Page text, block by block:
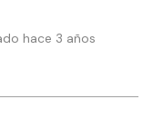
hace 3 años